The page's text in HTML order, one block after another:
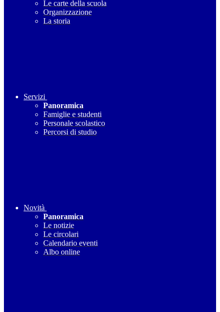
Le carte della scuola
Organizzazione
La storia
Servizi
Panoramica
Famiglie e studenti
Personale scolastico
Percorsi di studio
Novità
Panoramica
Le notizie
Le circolari
Calendario eventi
Albo online